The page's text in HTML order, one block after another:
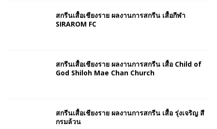
สกรีนเสื้อเชียงราย ผลงานการสกรีน เสื้อกีฬา
SIRAROM FC
สกรีนเสื้อเชียงราย ผลงานการสกรีน เสื้อ Child of
God Shiloh Mae Chan Church
สกรีนเสื้อเชียงราย ผลงานการสกรีน เสื้อ รุ่งเจริญ สี
กรมล้วน